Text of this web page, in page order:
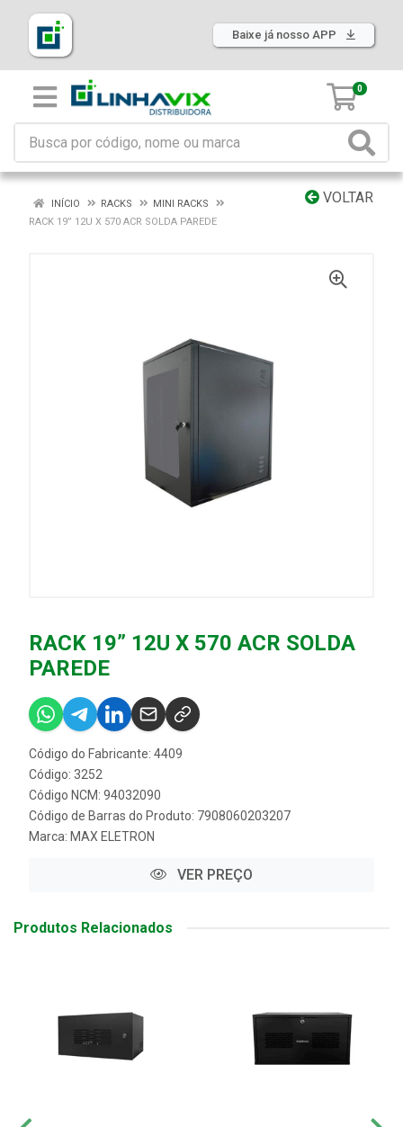
Baixe já nosso APP
0
VOLTAR
INÍCIO RACKS
MINI RACKS
RACK 19” 12U X 570 ACR SOLDA PAREDE
RACK 19” 12U X 570 ACR SOLDA
PAREDE
Código do Fabricante: 4409
Código: 3252
Código NCM: 94032090
Código de Barras do Produto: 7908060203207
Marca: MAX ELETRON
VER PREÇO
Produtos Relacionados